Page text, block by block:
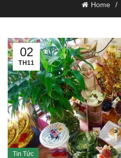
Home
02
TH11
Tin Tức